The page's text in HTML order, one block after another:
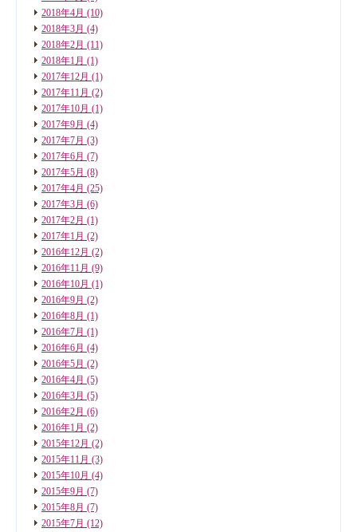
2018年4月 (10)
2018年3月 (4)
2018年2月 (11)
2018年1月 (1)
2017年12月 (1)
2017年11月 (2)
2017年10月 (1)
2017年9月 (4)
2017年7月 (3)
2017年6月 (7)
2017年5月 (8)
2017年4月 (25)
2017年3月 (6)
2017年2月 (1)
2017年1月 (2)
2016年12月 (2)
2016年11月 (9)
2016年10月 (1)
2016年9月 (2)
2016年8月 (1)
2016年7月 (1)
2016年6月 (4)
2016年5月 (2)
2016年4月 (5)
2016年3月 (5)
2016年2月 (6)
2016年1月 (2)
2015年12月 (2)
2015年11月 (3)
2015年10月 (4)
2015年9月 (7)
2015年8月 (7)
2015年7月 (12)